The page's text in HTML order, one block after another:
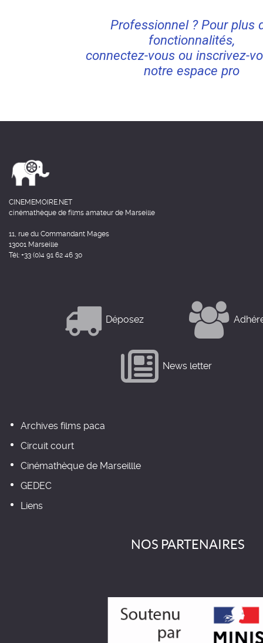
Professionnel ? Pour plus
fonctionnalités,
connectez-vous ou inscrivez-
notre espace pro
CINEMEMOIRE.NET
cinémathèque de films amateur de Marseille
11, rue du Commandant Mages
13001 Marseille
Tél: +33 (0)4 91 62 46 30
Déposez
News letter
Archives films paca
Circuit court
Cinémathèque de Marseillle
GEDEC
Liens
NOS PARTENAIRES